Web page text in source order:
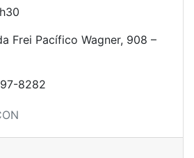
Frei Pacífico Wagner, 908 –
8282